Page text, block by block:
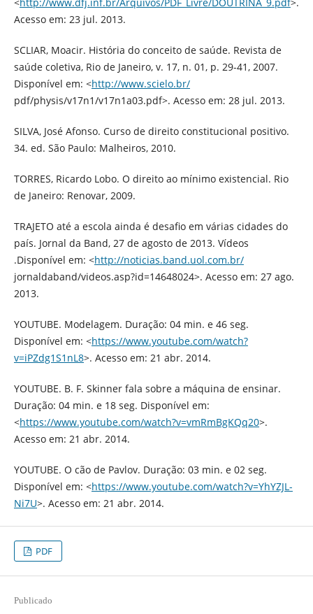
Acesso em: 23 jul. 2013.
SCLIAR, Moacir. História do conceito de saúde. Revista de
saúde coletiva, Rio de Janeiro, v. 17, n. 01, p. 29-41, 2007.
Disponível em: <http://www.scielo.br/
pdf/physis/v17n1/v17n1a03.pdf>. Acesso em: 28 jul. 2013.
SILVA, José Afonso. Curso de direito constitucional positivo.
34. ed. São Paulo: Malheiros, 2010.
TORRES, Ricardo Lobo. O direito ao mínimo existencial. Rio
de Janeiro: Renovar, 2009.
TRAJETO até a escola ainda é desafio em várias cidades do
país. Jornal da Band, 27 de agosto de 2013. Vídeos
.Disponível em: <http://noticias.band.uol.com.br/
jornaldaband/videos.asp?id=14648024>. Acesso em: 27 ago.
2013.
YOUTUBE. Modelagem. Duração: 04 min. e 46 seg.
Disponível em: <https://www.youtube.com/watch?
v=iPZdg1S1nL8>. Acesso em: 21 abr. 2014.
YOUTUBE. B. F. Skinner fala sobre a máquina de ensinar.
Duração: 04 min. e 18 seg. Disponível em:
<https://www.youtube.com/watch?v=vmRmBgKQq20>.
Acesso em: 21 abr. 2014.
YOUTUBE. O cão de Pavlov. Duração: 03 min. e 02 seg.
Disponível em: <https://www.youtube.com/watch?v=YhYZJL-
Ni7U>. Acesso em: 21 abr. 2014.
PDF
Publicado